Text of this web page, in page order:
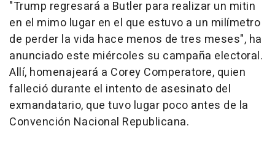
"Trump regresará a Butler para realizar un mitin
en el mimo lugar en el que estuvo a un milímetro
de perder la vida hace menos de tres meses", ha
anunciado este miércoles su campaña electoral.
Allí, homenajeará a Corey Comperatore, quien
falleció durante el intento de asesinato del
exmandatario, que tuvo lugar poco antes de la
Convención Nacional Republicana.